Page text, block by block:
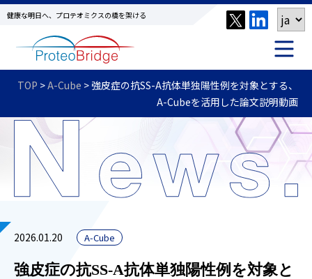
健康な明日へ、プロテオミクスの橋を架ける
TOP >A-Cube > 強皮症の抗SS-A抗体単独陽性例を対象とする、
A-Cubeを活用した論文説明動画
2026.01.20 A-Cube
強皮症の抗SS-A抗体単独陽性例を対象と